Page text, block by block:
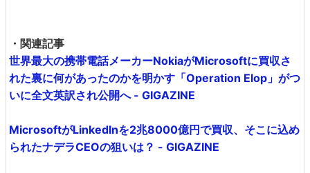
・関連記事
世界最大の携帯電話メーカーNokiaがMicrosoftに買収さ
れた裏に何があったのかを明かす「Operation Elop」がつ
いに全文英訳され公開へ - GIGAZINE
MicrosoftがLinkedInを2兆8000億円で買収、そこに込め
られたナデラCEOの狙いは？ - GIGAZINE